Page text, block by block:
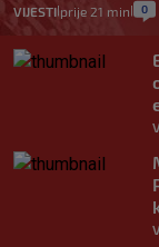
VIJESTI| prije 21 min 0